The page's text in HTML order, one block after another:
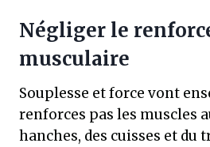
Négliger le
musculaire
Souplesse et force vont
renforces pas les muscles
hanches, des cuisses et du